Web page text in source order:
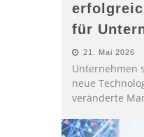
für
21. Mai 2026
Unternehmen
neue
veränderte